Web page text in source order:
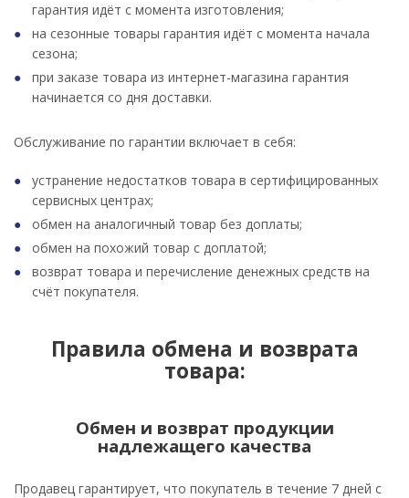
гарантия идёт с момента изготовления;
на сезонные товары гарантия идёт с момента начала
сезона;
при заказе товара из интернет-магазина гарантия
начинается со дня доставки.
Обслуживание по гарантии включает в себя:
устранение недостатков товара в сертифицированных
сервисных центрах;
обмен на аналогичный товар без доплаты;
обмен на похожий товар с доплатой;
возврат товара и перечисление денежных средств на
счёт покупателя.
Правила обмена и возврата
товара:
Обмен и возврат продукции
надлежащего качества
Продавец гарантирует, что покупатель в течение 7 дней с